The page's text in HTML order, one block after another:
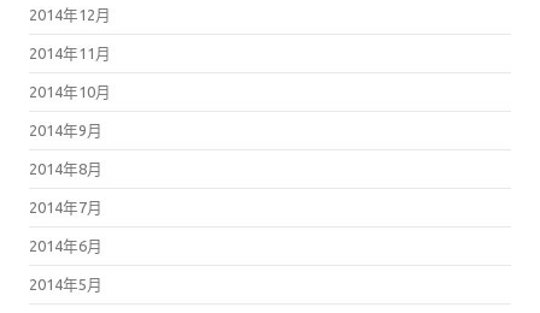
2014年12月
2014年11月
2014年10月
2014年9月
2014年8月
2014年7月
2014年6月
2014年5月